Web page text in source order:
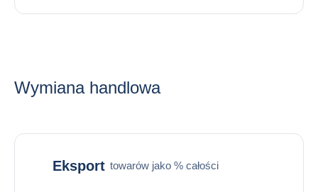
Wymiana handlowa
Eksport towarów jako % całości